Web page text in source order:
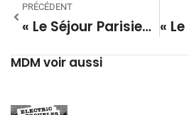
PRÉCÉDENT
« Le Séjour Parisien Des Écoliers D’Eyres-Moncube »
MDM voir aussi